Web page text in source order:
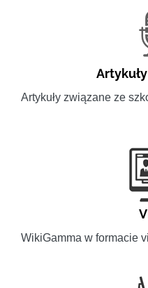
Artykuły związane ze
WikiGamma w formacie